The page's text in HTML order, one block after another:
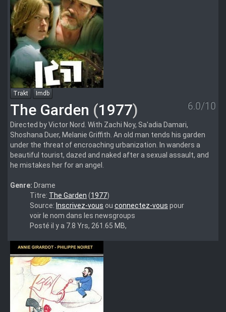
Trakt Imdb
The Garden (1977) 6.0/10
Directed by Victor Nord. With Zachi Noy, Sa'adia Damari,
Shoshana Duer, Melanie Griffith. An old man tends his garden
under the threat of encroaching urbanization. In wanders a
beautiful tourist, dazed and naked after a sexual assault, and
he mistakes her for an angel.
Genre: Drame
PGAD.1977.HDTV.Multi.Untouched.2G89
Titre: The Garden (1977)
Source: Inscrivez-vous ou connectez-vous pour
voir le nom dans les newsgroups
Posté il y a 7.8 Yrs, 261.65 MB,